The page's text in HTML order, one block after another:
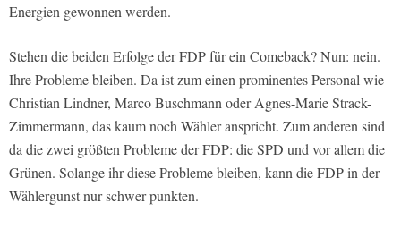
Energien gewonnen werden.
Stehen die beiden Erfolge der FDP für ein Comeback? Nun: nein.
Ihre Probleme bleiben. Da ist zum einen prominentes Personal wie
Christian Lindner, Marco Buschmann oder Agnes-Marie Strack-
Zimmermann, das kaum noch Wähler anspricht. Zum anderen sind
da die zwei größten Probleme der FDP: die SPD und vor allem die
Grünen. Solange ihr diese Probleme bleiben, kann die FDP in der
Wählergunst nur schwer punkten.